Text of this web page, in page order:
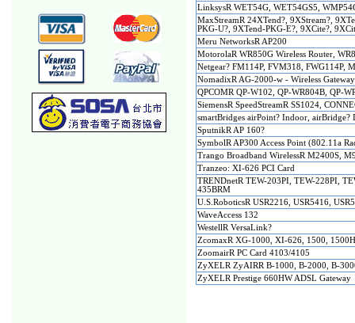
LinksysR WET54G, WET54GS5,
MaxStreamR 24XTend?, 9XStream?,
PKG-U?, 9XTend-PKG-E?, 9XCite?,
Meru NetworksR AP200
MotorolaR WR850G Wireless Router,
Netgear? FM114P, FVM318, FWG114P,
NomadixR AG-2000-w - Wireless
QPCOMR QP-W102, QP-WR804B, QP-
SiemensR SpeedStreamR SS1024,
smartBridges airPoint? Indoor, airBridge?
SputnikR AP 160?
SymbolR AP300 Access Point (802.11a
Trango Broadband WirelessR M2400S,
Tranzeo: XI-626 PCI Card
TRENDnetR TEW-203PI, TEW-228PI,
435BRM
U.S.RoboticsR USR2216, USR5416,
WaveAccess 132
WestellR VersaLink?
ZcomaxR XG-1000, XI-626, 1500,
ZoomairR PC Card 4103/4105
ZyXELR ZyAIRR B-1000, B-2000, B-
ZyXELR Prestige 660HW ADSL Gateway